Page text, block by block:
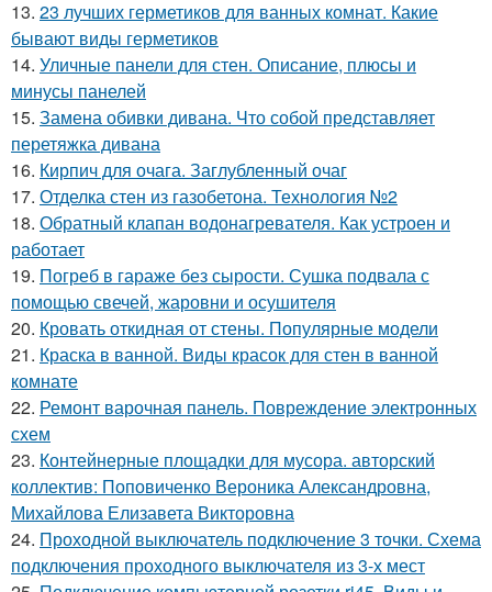
13. 23 лучших герметиков для ванных комнат. Какие
бывают виды герметиков
14. Уличные панели для стен. Описание, плюсы и
минусы панелей
15. Замена обивки дивана. Что собой представляет
перетяжка дивана
16. Кирпич для очага. Заглубленный очаг
17. Отделка стен из газобетона. Технология №2
18. Обратный клапан водонагревателя. Как устроен и
работает
19. Погреб в гараже без сырости. Сушка подвала с
помощью свечей, жаровни и осушителя
20. Кровать откидная от стены. Популярные модели
21. Краска в ванной. Виды красок для стен в ванной
комнате
22. Ремонт варочная панель. Повреждение электронных
схем
23. Контейнерные площадки для мусора. авторский
коллектив: Поповиченко Вероника Александровна,
Михайлова Елизавета Викторовна
24. Проходной выключатель подключение 3 точки. Схема
подключения проходного выключателя из 3-х мест